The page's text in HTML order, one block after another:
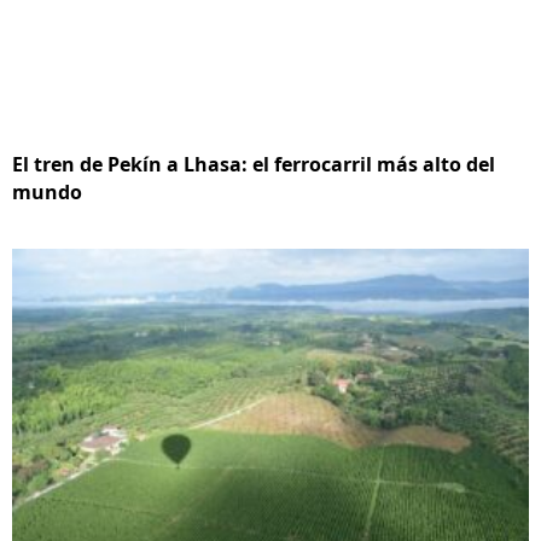
El tren de Pekín a Lhasa: el ferrocarril más alto del
mundo